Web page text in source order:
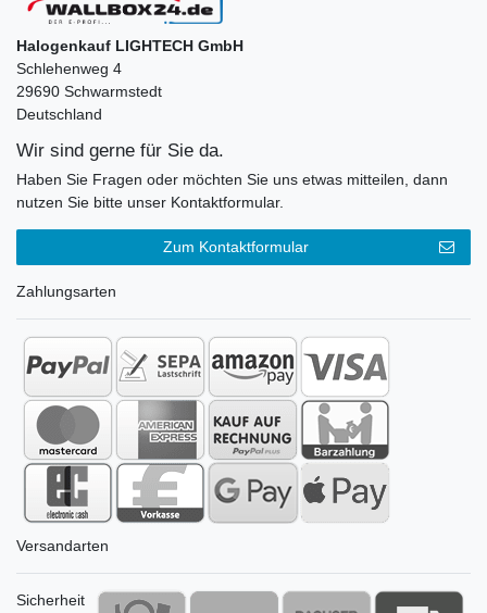
Halogenkauf LIGHTECH GmbH
Schlehenweg 4
29690 Schwarmstedt
Deutschland
Wir sind gerne für Sie da.
Haben Sie Fragen oder möchten Sie uns etwas mitteilen, dann
nutzen Sie bitte unser Kontaktformular.
Zum Kontaktformular
Zahlungsarten
Versandarten
Sicherheit